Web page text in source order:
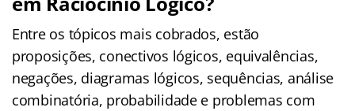
Entre os tópicos mais cobrados, estão
proposições, conectivos lógicos, equivalências,
negações, diagramas lógicos, sequências, análise
combinatória, probabilidade e problemas com